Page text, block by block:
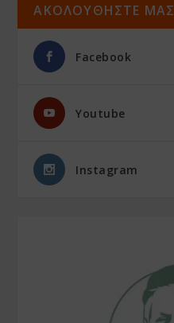
ΑΚΟΛΟΥΘΗΣΤΕ ΜΑΣ
Facebook
Youtube
Instagram